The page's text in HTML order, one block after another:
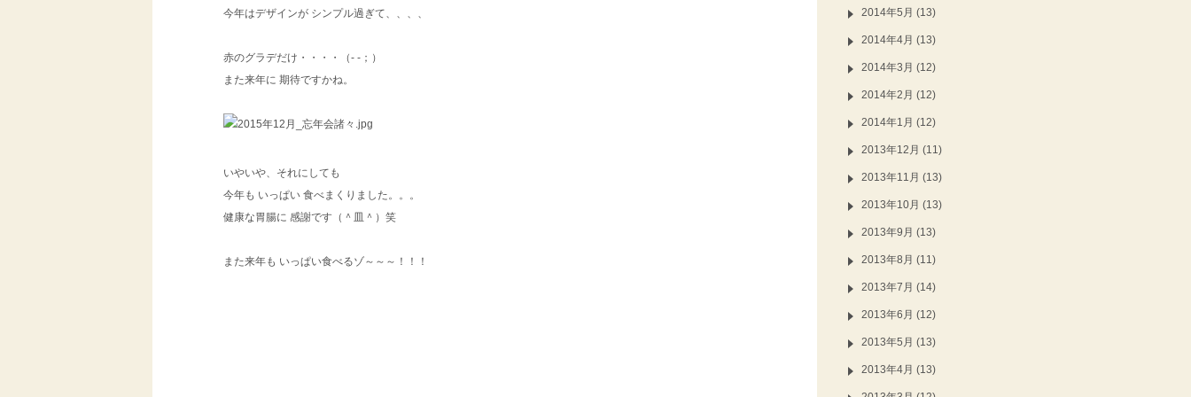
今年はデザインが シンプル過ぎて、、、、
赤のグラデだけ・・・・（- -；）
また来年に 期待ですかね。
いやいや、それにしても
今年も いっぱい 食べまくりました。。。
健康な胃腸に 感謝です（＾皿＾）笑
また来年も いっぱい食べるゾ～～～！！！
2014年5月 (13)
2014年4月 (13)
2014年3月 (12)
2014年2月 (12)
2014年1月 (12)
2013年12月 (11)
2013年11月 (13)
2013年10月 (13)
2013年9月 (13)
2013年8月 (11)
2013年7月 (14)
2013年6月 (12)
2013年5月 (13)
2013年4月 (13)